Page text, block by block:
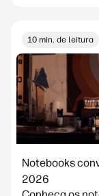
10 min. de leitura
Notebooks
2026